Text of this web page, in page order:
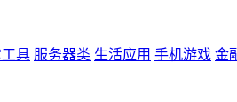
具 服务器类 生活应用 手机游戏 金